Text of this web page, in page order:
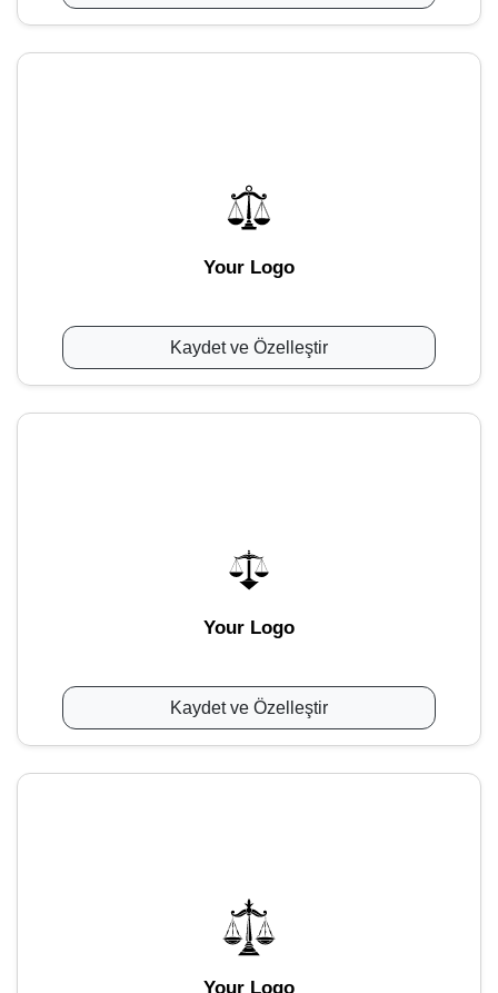
Your Logo
Kaydet ve Özelleştir
Your Logo
Kaydet ve Özelleştir
Your Logo